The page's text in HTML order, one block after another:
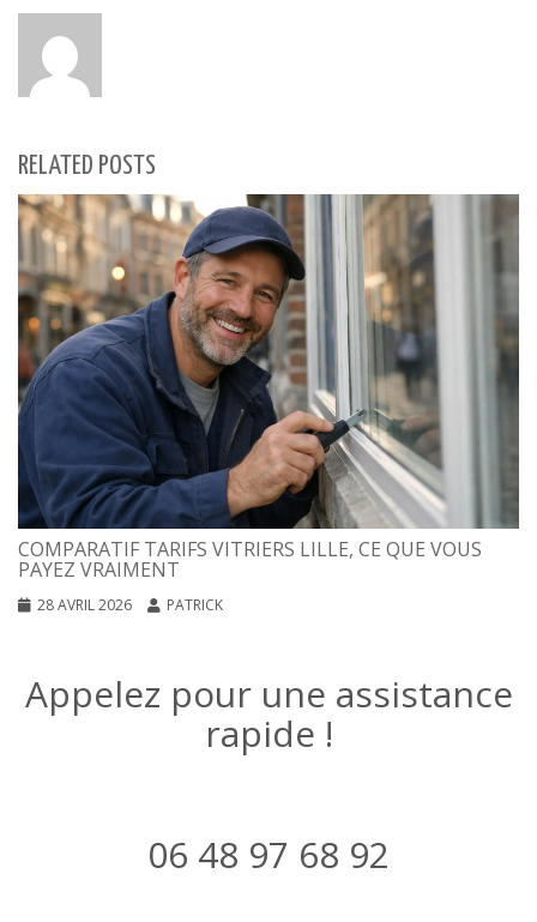
RELATED POSTS
COMPARATIF TARIFS VITRIERS LILLE, CE QUE VOUS
PAYEZ VRAIMENT
28 AVRIL 2026 PATRICK
Appelez pour une assistance
rapide !
06 48 97 68 92